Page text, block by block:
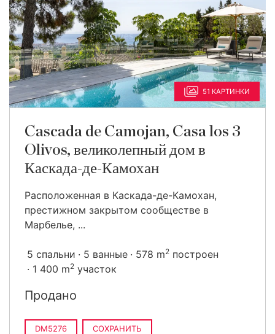
51 КАРТИНКИ
Cascada de Camojan, Casa los 3
Olivos, великолепный дом в
Каскада-де-Камохан
Расположенная в Каскада-де-Камохан,
престижном закрытом сообществе в
Марбелье, ...
5 спальни 5 ванные 578 m2 построен
1 400 m2 участок
Продано
DM5276 СОХРАНИТЬ